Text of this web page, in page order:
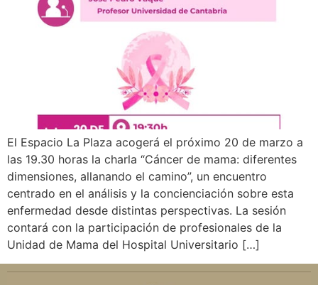
El Espacio La Plaza acogerá el próximo 20 de marzo a
las 19.30 horas la charla “Cáncer de mama: diferentes
dimensiones, allanando el camino”, un encuentro
centrado en el análisis y la concienciación sobre esta
enfermedad desde distintas perspectivas. La sesión
contará con la participación de profesionales de la
Unidad de Mama del Hospital Universitario […]